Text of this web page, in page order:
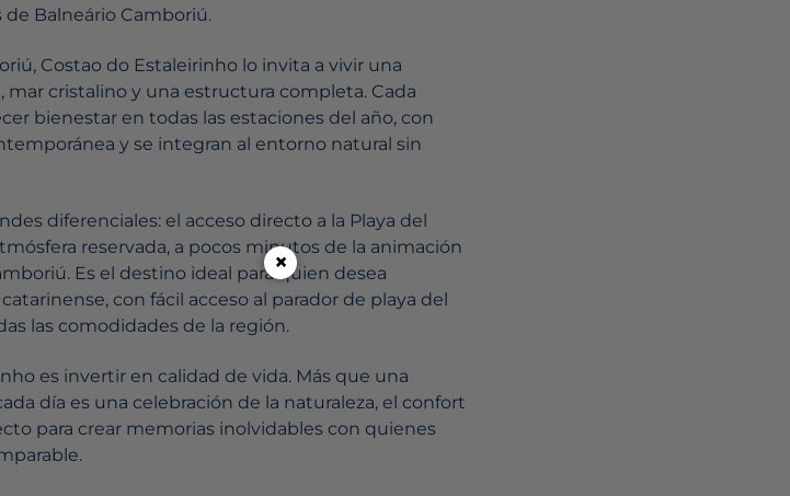
Balneário Camboriú.
Costao do Estaleirinho lo invita a vivir una
mar cristalino y una estructura completa. Cada
bienestar en todas las estaciones del año, con
y se integran al entorno natural sin
diferenciales: el acceso directo a la Playa del
reservada, a pocos minutos de la animación
Es el destino ideal para quien desea
con fácil acceso al parador de playa del
las comodidades de la región.
es invertir en calidad de vida. Más que una
día es una celebración de la naturaleza, el confort
para crear memorias inolvidables con quienes
×